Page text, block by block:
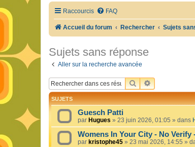
Raccourcis FAQ
Accueil du forum Rechercher Sujets
Sujets sans réponse
Aller sur la recherche avancée
RECHERCHER
RECHERCHE
SUJETS
Guesch Patti
par Hugues » 23 juin 2026, 01:05 » dans
Womens In Your City - No
par kristophe45 » 23 mai 2026, 14:55 »